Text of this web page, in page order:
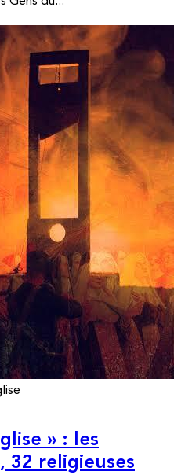
» : les
32 religieuses